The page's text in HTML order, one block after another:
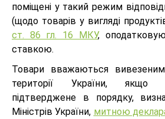
поміщені у такий режим
(щодо товарів у вигляді
ст. 86 гл. 16 МКУ,
ставкою.
Товари вважаються
території України, якщо
підтверджене в порядку,
Міністрів України, митною